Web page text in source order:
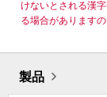
けないとされる漢
る場合があります
製品